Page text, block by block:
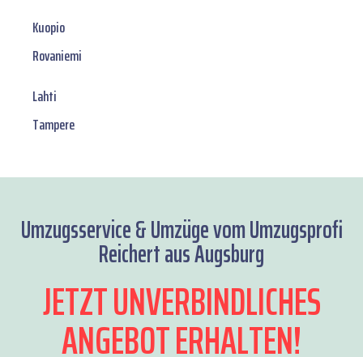
Kuopio
Rovaniemi
Lahti
Tampere
Umzugsservice & Umzüge vom Umzugsprofi
Reichert aus Augsburg
JETZT UNVERBINDLICHES
ANGEBOT ERHALTEN!